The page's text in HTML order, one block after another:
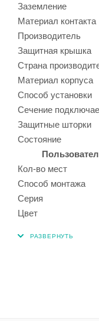
Заземление
Материал контакта
Производитель
Защитная крышка
Страна
Материал корпуса
Способ установки
Сечение
Защитные шторки
Состояние
Кол-во мест
Способ монтажа
Серия
Цвет